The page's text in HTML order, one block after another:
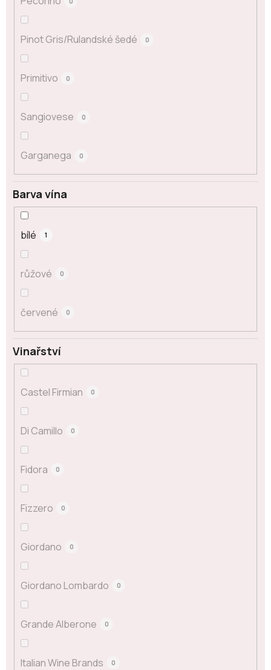
Pinot Gris/Rulandské šedé 0
Primitivo 0
Sangiovese 0
Garganega 0
Barva vína
bílé 1
růžové 0
červené 0
Vinařství
Castel Firmian 0
Di Camillo 0
Fidora 0
Fizzero 0
Giordano 0
Giordano Lombardo 0
Grande Alberone 0
Italian Wine Brands 0